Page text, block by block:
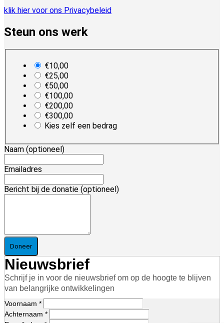
klik hier voor ons Privacybeleid
Steun ons werk
€10,00
€25,00
€50,00
€100,00
€200,00
€300,00
Kies zelf een bedrag
Naam (optioneel)
Emailadres
Bericht bij de donatie (optioneel)
Doneer
Nieuwsbrief
Schrijf je in voor de nieuwsbrief om op de hoogte te blijven
van belangrijke ontwikkelingen
Voornaam *
Achternaam *